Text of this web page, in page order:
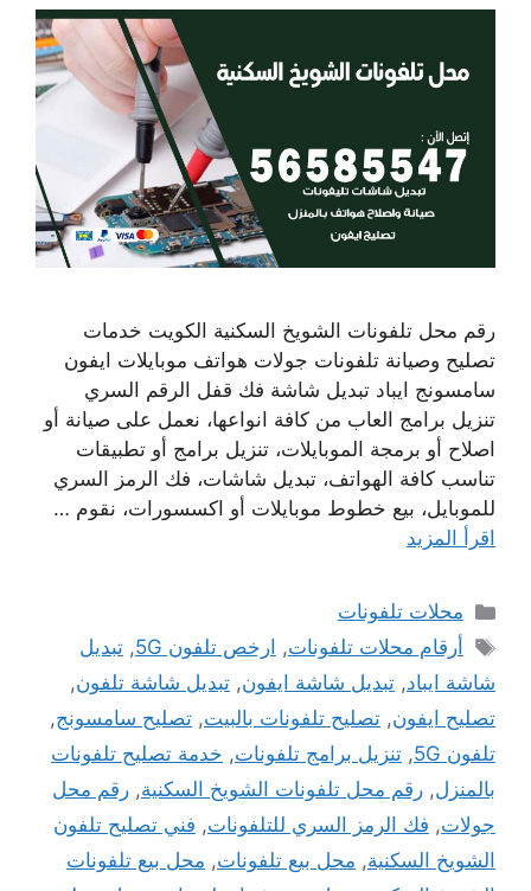
رقم محل تلفونات الشويخ السكنية الكويت خدمات
تصليح وصيانة تلفونات جولات هواتف موبايلات ايفون
سامسونج ايباد تبديل شاشة فك قفل الرقم السري
تنزيل برامج العاب من كافة انواعها، نعمل على صيانة أو
اصلاح أو برمجة الموبايلات، تنزيل برامج أو تطبيقات
تناسب كافة الهواتف، تبديل شاشات، فك الرمز السري
للموبايل، بيع خطوط موبايلات أو اكسسورات، نقوم …
اقرأ المزيد
التصنيفات
محلات تلفونات
الوسوم
أرقام محلات تلفونات, ارخص تلفون 5G ,تبديل
شاشة ايباد, تبديل شاشة ايفون, تبديل شاشة تلفون,
تصليح ايفون, تصليح تلفونات بالبيت, تصليح سامسونج,
تلفون 5G
, تنزيل برامج تلفونات, خدمة تصليح تلفونات
بالمنزل, رقم محل تلفونات الشويخ السكنية, رقم محل
جولات, فك الرمز السري للتلفونات, فني تصليح تلفون
الشويخ السكنية, محل بيع تلفونات, محل بيع تلفونات